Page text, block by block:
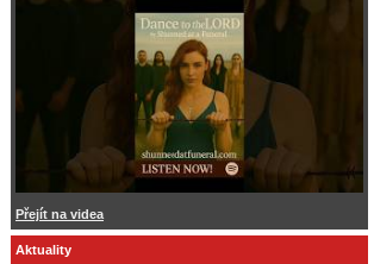
Přejít na videa
Aktuality